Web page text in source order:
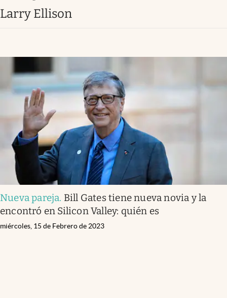
Larry Ellison
Nueva pareja. Bill Gates tiene nueva novia y la
encontró en Silicon Valley: quién es
miércoles, 15 de Febrero de 2023